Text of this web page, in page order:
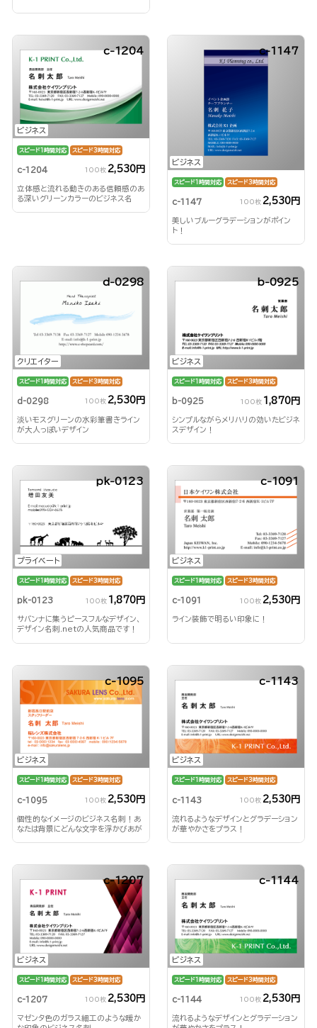
ビジネス
c-1204
スピード1時間対応 スピード3時間対応
c-1204 100枚 2,530円
立体感と流れる動きのある信頼感のあ
る深いグリーンカラーのビジネス名
ビジネス
c-1147
スピード1時間対応 スピード3時間対応
c-1147 100枚 2,530円
美しいブルーグラデーションがポイン
ト！
クリエイター
d-0298
スピード1時間対応 スピード3時間対応
d-0298 100枚 2,530円
淡いモスグリーンの水彩筆書きライン
が大人っぽいデザイン
ビジネス
b-0925
スピード1時間対応 スピード3時間対応
b-0925 100枚 1,870円
シンプルながらメリハリの効いたビジネ
スデザイン！
プライベート
pk-0123
スピード1時間対応 スピード3時間対応
pk-0123 100枚 1,870円
サバンナに集うピースフルなデザイン、
デザイン名刺.netの人気商品です！
ビジネス
c-1091
スピード1時間対応 スピード3時間対応
c-1091 100枚 2,530円
ライン装飾で明るい印象に！
ビジネス
c-1095
スピード1時間対応 スピード3時間対応
c-1095 100枚 2,530円
個性的なイメージのビジネス名刺！あ
なたは背景にどんな文字を浮かびあが
ビジネス
c-1143
スピード1時間対応 スピード3時間対応
c-1143 100枚 2,530円
流れるようなデザインとグラデーション
が華やかさをプラス！
ビジネス
c-1207
スピード1時間対応 スピード3時間対応
c-1207 100枚 2,530円
マゼンタ色のガラス細工のような暖か
ビジネス
c-1144
スピード1時間対応 スピード3時間対応
c-1144 100枚 2,530円
流れるようなデザインとグラデーション